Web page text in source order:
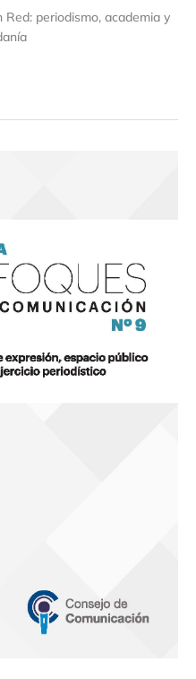
periodismo, academia y